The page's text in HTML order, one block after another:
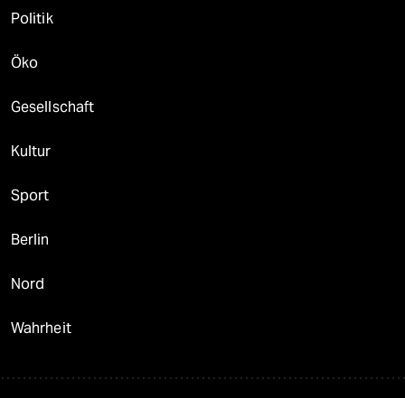
Politik
Öko
Gesellschaft
Kultur
Sport
Berlin
Nord
Wahrheit